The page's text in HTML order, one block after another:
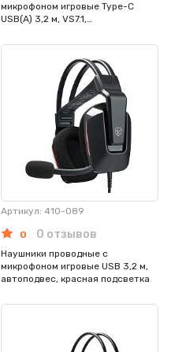
микрофоном игровые Type-C
USB(A) 3,2 м, VS7.1,
Артикул: 410-089
0 0 отзывов
Наушники проводные с
микрофоном игровые USB 3,2 м,
автоподвес, красная подсветка